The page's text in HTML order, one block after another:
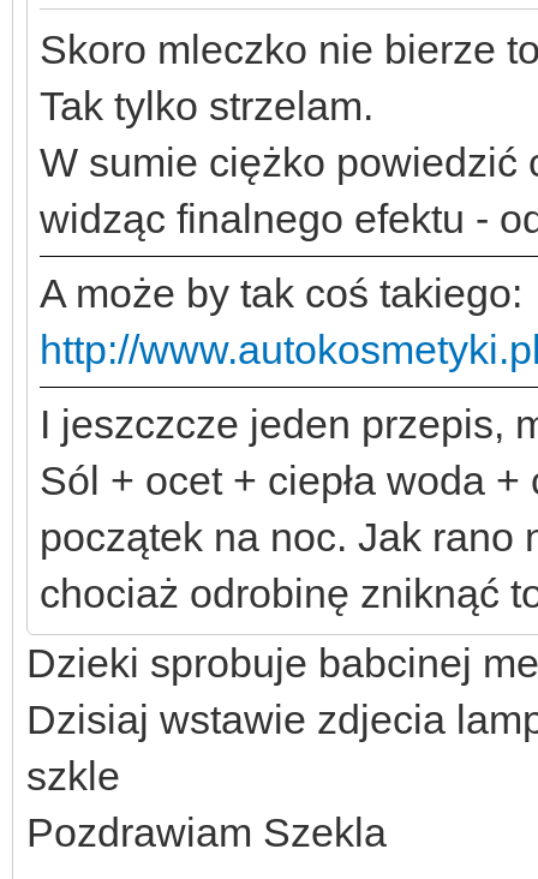
Skoro mleczko nie bierze
Tak tylko strzelam.
W sumie ciężko powiedzić
widząc finalnego efektu -
A może by tak coś takiego:
http://
I jeszczcze jeden przepis,
Sól + ocet + ciepła woda
początek na noc. Jak rano
chociaż odrobinę zniknąć
Dzieki sprobuje babcinej
Dzisiaj wstawie zdjecia
szkle
Pozdrawiam Szekla